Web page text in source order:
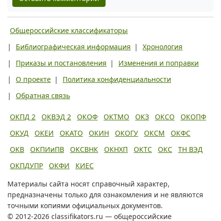
Общероссийские классификаторы
|
Библиографическая информация |
Хронология
|
Приказы и постановления |
Изменения и поправки
|
О проекте |
Политика конфиденциальности
|
Обратная связь
ОКПД 2 ОКВЭД 2 ОКОФ ОКТМО ОКЗ ОКСО
ОКОПФ
ОКУД
ОКЕИ ОКАТО ОКИН ОКОГУ ОКСМ
ОКФС
ОКВ
ОКПИиПВ ОКСВНК ОКНХП ОКТС ОКС
ТН ВЭД
ОКПДУПР
ОКФИ
КИЕС
Материалы сайта носят справочный характер,
предназначены только для ознакомления и не являются
точными копиями официальных документов.
© 2012-2026 classifikators.ru — общероссийские